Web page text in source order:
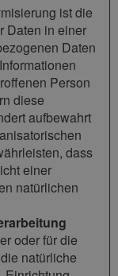
ist die
Daten in einer
Daten
Person
diese
aufbewahrt
dass
einer
natürlichen
oder für die
natürliche